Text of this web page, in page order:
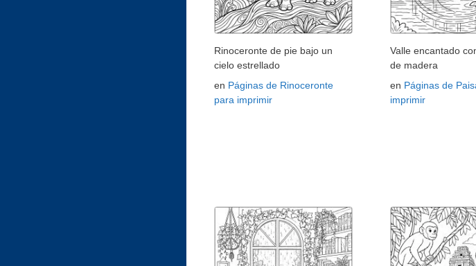
Rinoceronte de pie bajo un
cielo estrellado
en Páginas de Rinoceronte
para imprimir
Valle encantado
de madera
en Páginas de
imprimir